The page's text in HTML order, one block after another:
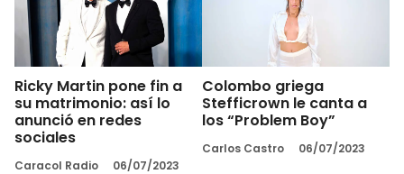
Ricky Martin pone fin a
su matrimonio: así lo
anunció en redes
sociales
Caracol Radio 06/07/2023
Colombo griega
Stefficrown le canta a
los “Problem Boy”
Carlos Castro 06/07/2023